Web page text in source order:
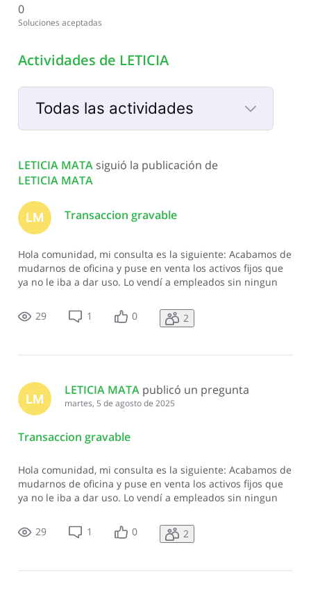
0
Soluciones aceptadas
Actividades de LETICIA
Todas las actividades
Selected
las
LETICIA MATA siguió la publicación de
LETICIA MATA
LM Transaccion gravable
Hola comunidad, mi consulta es la siguiente: Acabamos de
mudarnos de oficina y puse en venta los activos fijos que
ya no le iba a dar uso. Lo vendí a empleados sin ningun
con valor 0 en libro. Por lo que esa venta a mi entender,
solo paga el
29 1 0 2
LM
LETICIA MATA publicó un pregunta
martes, 5 de agosto de 2025
Transaccion gravable
Hola comunidad, mi consulta es la siguiente: Acabamos de
mudarnos de oficina y puse en venta los activos fijos que
ya no le iba a dar uso. Lo vendí a empleados sin ningun
con valor 0 en libro. Por lo que esa venta a mi entender,
solo paga el
29 1 0 2